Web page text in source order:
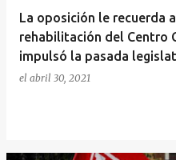
La oposición le recuerda
rehabilitación del Centro
impulsó la pasada
el abril 30, 2021